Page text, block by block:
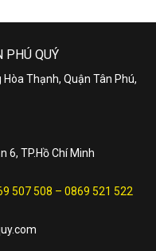
PHÚ QUÝ
Thạnh, Quận Tân Phú,
6, TP.Hồ Chí Minh
507 508 – 0869 521 522